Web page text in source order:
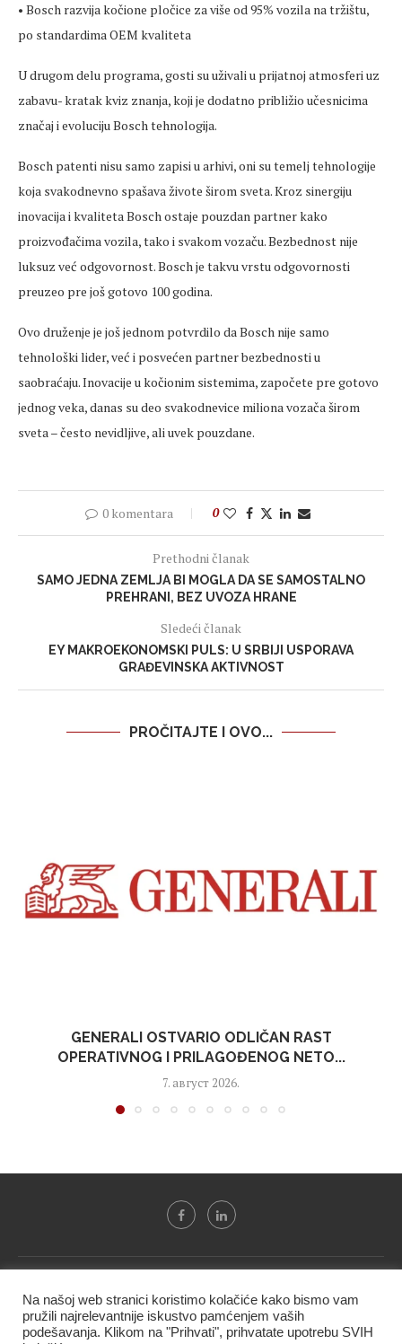
• Bosch razvija kočione pločice za više od 95% vozila na tržištu,
po standardima OEM kvaliteta
U drugom delu programa, gosti su uživali u prijatnoj atmosferi uz
zabavu- kratak kviz znanja, koji je dodatno približio učesnicima
značaj i evoluciju Bosch tehnologija.
Bosch patenti nisu samo zapisi u arhivi, oni su temelj tehnologije
koja svakodnevno spašava živote širom sveta. Kroz sinergiju
inovacija i kvaliteta Bosch ostaje pouzdan partner kako
proizvođačima vozila, tako i svakom vozaču. Bezbednost nije
luksuz već odgovornost. Bosch je takvu vrstu odgovornosti
preuzeo pre još gotovo 100 godina.
Ovo druženje je još jednom potvrdilo da Bosch nije samo
tehnološki lider, već i posvećen partner bezbednosti u
saobraćaju. Inovacije u kočionim sistemima, započete pre gotovo
jednog veka, danas su deo svakodnevice miliona vozača širom
sveta – često nevidljive, ali uvek pouzdane.
0 komentara 0
Prethodni članak
SAMO JEDNA ZEMLJA BI MOGLA DA SE SAMOSTALNO
PREHRANI, BEZ UVOZA HRANE
Sledeći članak
EY MAKROEKONOMSKI PULS: U SRBIJI USPORAVA
GRAĐEVINSKA AKTIVNOST
PROČITAJTE I OVO...
GENERALI OSTVARIO ODLIČAN RAST
OPERATIVNOG I PRILAGOĐENOG NETO...
7. август 2026.
BIF PRESS doo" i ne smeju se presnositi niti koristiti, delimično
ni u celosti, bez izričite dozvole kompanije.
Na našoj web stranici koristimo kolačiće kako bismo vam
pružili najrelevantnije iskustvo pamćenjem vaših
podešavanja. Klikom na "Prihvati", prihvatate upotrebu SVIH